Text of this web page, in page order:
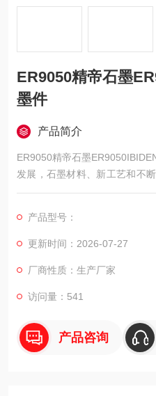
ER9050精帝石墨
墨件
产品简介
ER9050精帝石墨
发展，石墨材料、新工艺和不
市场，石墨以其良好的物理和
产品型号：
更新时间：2026-07-27
厂商性质：生产厂家
访问量：541
产品咨询